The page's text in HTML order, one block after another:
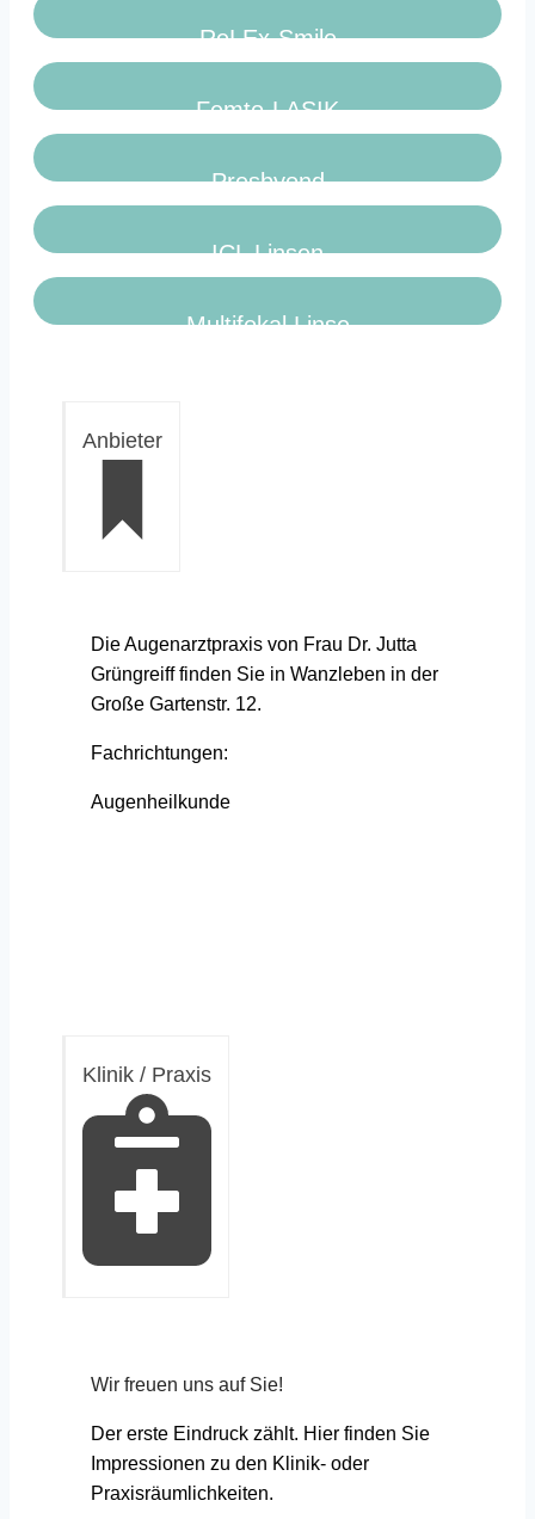
ReLEx-Smile
Femto-LASIK
Presbyond
ICL Linsen
Multifokal Linse
Anbieter
Die Augenarztpraxis von Frau Dr. Jutta
Grüngreiff finden Sie in Wanzleben in der
Große Gartenstr. 12.
Fachrichtungen:
Augenheilkunde
Klinik / Praxis
Wir freuen uns auf Sie!
Der erste Eindruck zählt. Hier finden Sie
Impressionen zu den Klinik- oder
Praxisräumlichkeiten.